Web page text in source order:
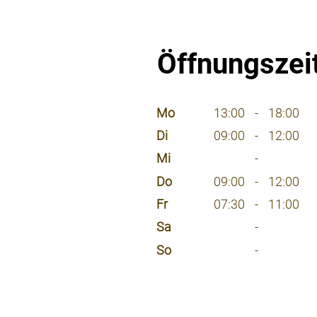
Mo
13:00 - 18:00
Di
09:00 - 12:00
Mi
-
Do
09:00 - 12:00
Fr
07:30 - 11:00
Sa
-
So
-